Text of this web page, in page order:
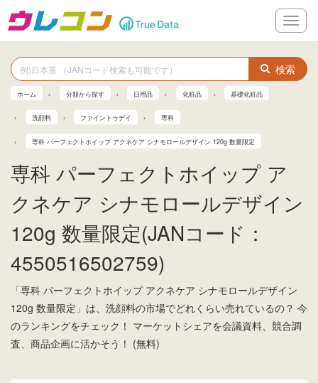
メ
ニ
ー
検索
ホーム 分類から探す 日用品 化粧品 基礎化粧品
洗顔料 ファイントゥデイ 専科
専科 パーフェクトホイップ アクネケア シナモロールデザイン 120g 数量限定
専科 パーフェクトホイップ ア
クネケア シナモロールデザイン
120g 数量限定(JANコード：
4550516502759)
「専科 パーフェクトホイップ アクネケア シナモロールデザイン
120g 数量限定」は、洗顔料の市場でどれくらい売れているの？ 今
のランキングをチェック！ マーケットシェアを会議資料、競合調
査、商品企画に活かそう！ (無料)